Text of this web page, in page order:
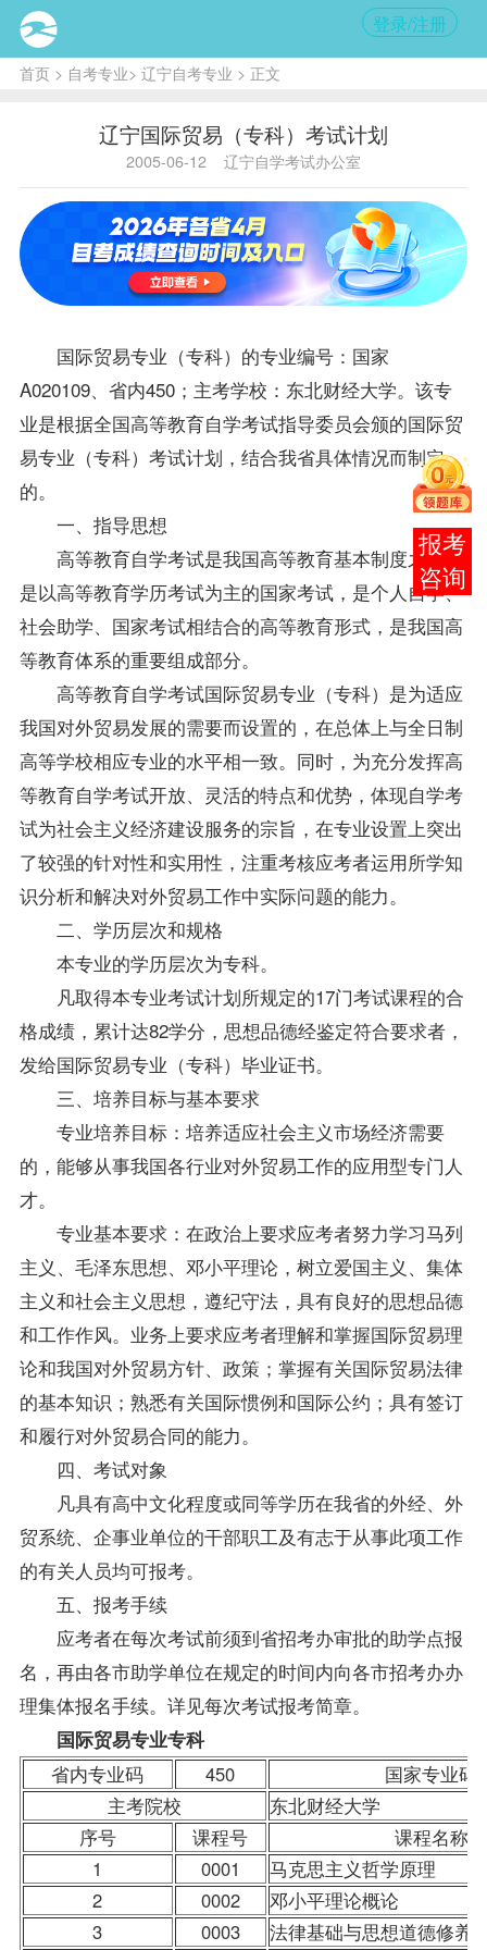
登录/注册
首页> 自考专业> 辽宁自考专业 > 正文
辽宁国际贸易（专科）考试计划
2005-06-12 辽宁自学考试办公室
国际贸易专业（专科） 的专业编号：国家
A020109、省内450；主考学校：东北财经大学。该专
业是根据全国高等教育自学考试指导委员会颁的国际贸
易专业（专科）考试计划，结合我省具体情况而制定
的。
一、指导思想
高等教育自学考试是我国高等教育基本制度之一，
是以高等教育学历考试为主的国家考试，是个人自学、
社会助学、国家考试相结合的高等教育形式，是我国高
等教育体系的重要组成部分。
高等教育自学考试国际贸易专业（专科）是为适应
我国对外贸易发展的需要而设置的，在总体上与全日制
高等学校相应专业的水平相一致。同时，为充分发挥高
等教育自学考试开放、灵活的特点和优势，体现自学考
试为社会主义经济建设服务的宗旨，在专业设置上突出
了较强的针对性和实用性，注重考核应考者运用所学知
识分析和解决对外贸易工作中实际问题的能力。
二、学历层次和规格
本专业的学历层次为专科。
凡取得本专业考试计划所规定的17门考试课程的合
格成绩，累计达82学分，思想品德经鉴定符合要求者，
发给国际贸易专业（专科）毕业证书。
三、培养目标与基本要求
专业培养目标：培养适应社会主义市场经济需要
的，能够从事我国各行业对外贸易工作的应用型专门人
才。
专业基本要求：在政治上要求应考者努力学习马列
主义、毛泽东思想、邓小平理论，树立爱国主义、集体
主义和社会主义思想，遵纪守法，具有良好的思想品德
和工作作风。业务上要求应考者理解和掌握国际贸易理
论和我国对外贸易方针、 政策 ；掌握有关国际贸易法律
的基本知识；熟悉有关国际惯例和国际公约；具有签订
和履行对外贸易合同的能力。
四、考试对象
凡具有高中文化程度或同等学历在我省的外经、外
贸系统、企事业单位的干部职工及有志于从事此项工作
的有关人员均可报考。
五、报考手续
应考者在每次考试前须到省招考办审批的助学点报
名 ，再由各市助学单位在规定的时间内向各市招考办办
理集体报名手续。详见每次考试报考简章。
国际贸易专业专科
省内专业码
450
国家专业码
主考院校
东北财经大学
序号
课程号
课程名称
1
0001
马克思主义哲学原理
2
0002
邓小平理论概论
3
0003
法律基础与思想道德修养
在线
客服